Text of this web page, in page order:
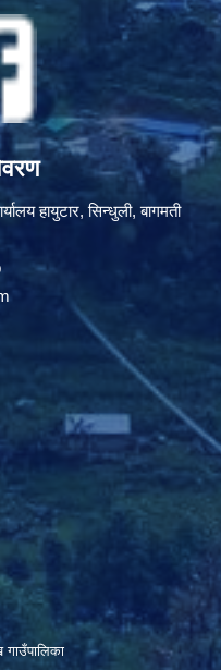
हायुटार, सिन्धुली, बागमती